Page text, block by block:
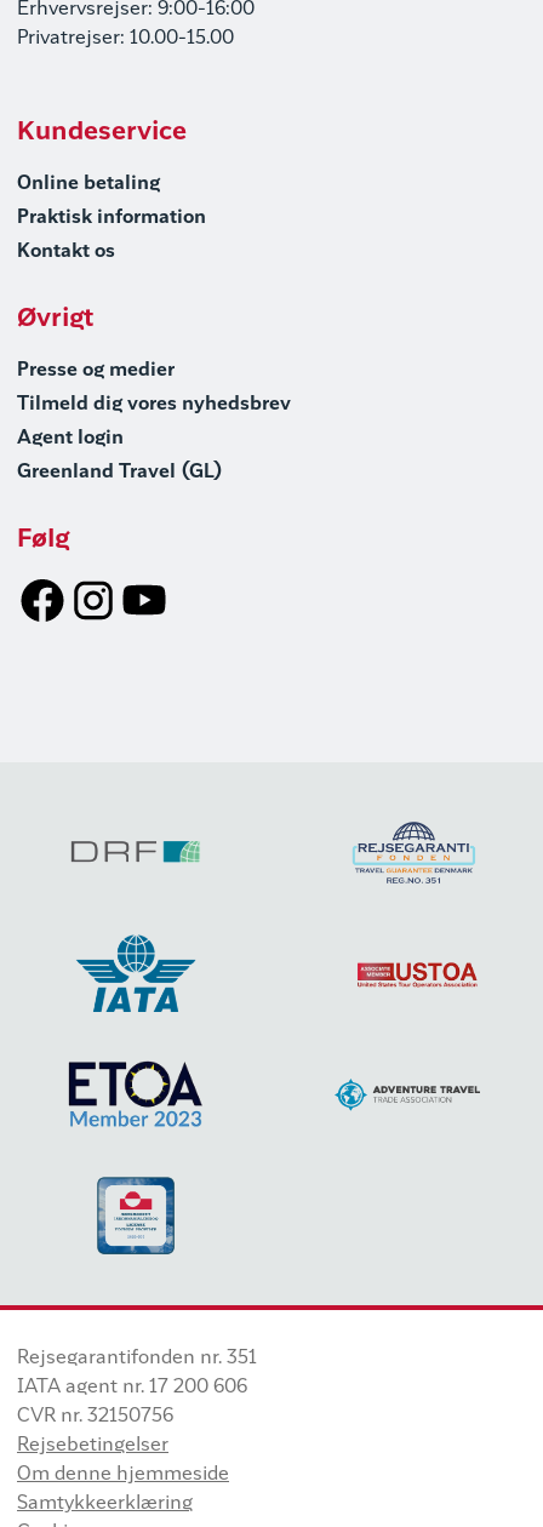
Erhvervsrejser: 9:00-16:00
Privatrejser: 10.00-15.00
Kundeservice
Online betaling
Praktisk information
Kontakt os
Øvrigt
Presse og medier
Tilmeld dig vores nyhedsbrev
Agent login
Greenland Travel (GL)
Følg
Rejsegarantifonden nr. 351
IATA agent nr. 17 200 606
CVR nr. 32150756
Rejsebetingelser
Om denne hjemmeside
Samtykkeerklæring